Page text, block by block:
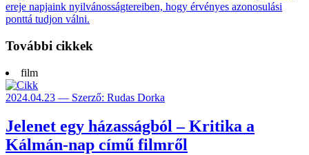
ereje napjaink nyilvánosságtereiben, hogy érvényes azonosulási
ponttá tudjon válni.
További cikkek
film
2024.04.23 — Szerző: Rudas Dorka
Jelenet egy házasságból – Kritika a
Kálmán-nap című filmről